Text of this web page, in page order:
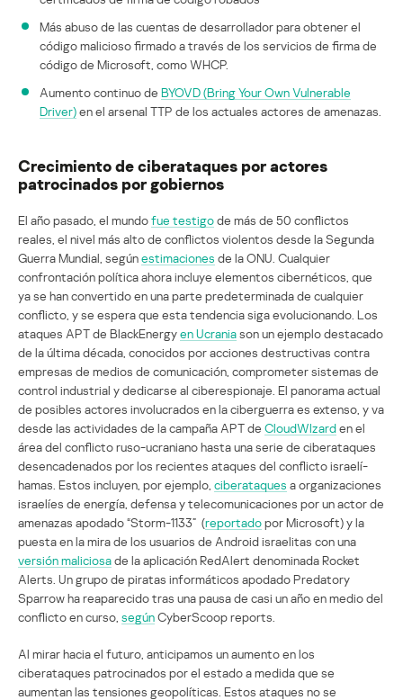
Más abuso de las cuentas de desarrollador para obtener el
código malicioso firmado a través de los servicios de firma de
código de Microsoft, como WHCP.
Aumento continuo de BYOVD (Bring Your Own Vulnerable
Driver)en el arsenal TTP de los actuales actores de amenazas.
Crecimiento de ciberataques por actores
patrocinados por gobiernos
El año pasado, el mundofue testigode más de 50 conflictos
reales, el nivel más alto de conflictos violentos desde la Segunda
Guerra Mundial, segúnestimaciones de la ONU. Cualquier
confrontación política ahora incluye elementos cibernéticos, que
ya se han convertido en una parte predeterminada de cualquier
conflicto, y se espera que esta tendencia siga evolucionando. Los
ataques APT de BlackEnergyen Ucraniason un ejemplo destacado
de la última década, conocidos por acciones destructivas contra
empresas de medios de comunicación, comprometer sistemas de
control industrial y dedicarse al ciberespionaje. El panorama actual
de posibles actores involucrados en la ciberguerra es extenso, y va
desde las actividades de la campaña APT de CloudWIzarden el
área del conflicto ruso-ucraniano hasta una serie de ciberataques
desencadenados por los recientes ataques del conflicto israelí-
hamas. Estos incluyen, por ejemplo, ciberataques a organizaciones
israelíes de energía, defensa y telecomunicaciones por un actor de
amenazas apodado “Storm-1133” (reportadopor Microsoft) y la
puesta en la mira de los usuarios de Android israelitas con una
versión maliciosade la aplicación RedAlert denominada Rocket
Alerts. Un grupo de piratas informáticos apodado Predatory
Sparrow ha reaparecido tras una pausa de casi un año en medio del
conflicto en curso, segúnCyberScoop reports.
Al mirar hacia el futuro, anticipamos un aumento en los
ciberataques patrocinados por el estado a medida que se
aumentan las tensiones geopolíticas. Estos ataques no se